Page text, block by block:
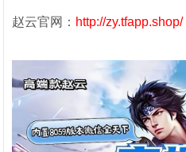
赵云官网： http://zy.tfapp.shop/